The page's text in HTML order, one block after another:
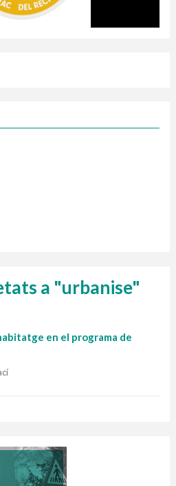
intel·ligents
– NextGenerationEU
a "urbanise"
en el programa de